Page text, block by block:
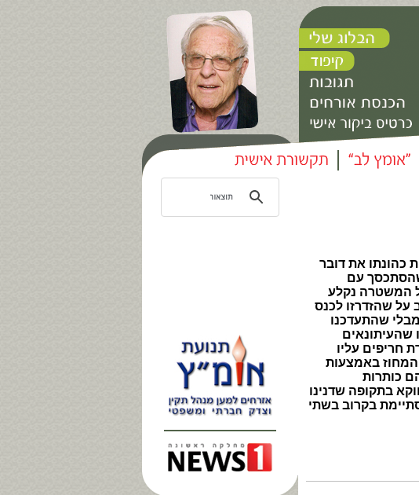
כהונתו את דובר
עם
על המשטרה נקלע
על שהזדרזו לכנס
שהתעדכנו
שהעיתונאים
חריפים עליו
המחוז באמצעות
כותרות
בתקופה שדנינו
בקרוב בשתי